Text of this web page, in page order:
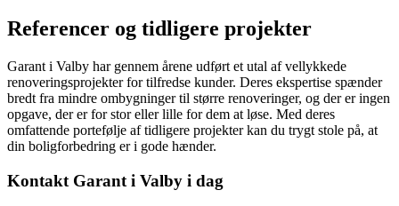
Referencer og tidligere projekter
Garant i Valby har gennem årene udført et utal af vellykkede
renoveringsprojekter for tilfredse kunder. Deres ekspertise spænder
bredt fra mindre ombygninger til større renoveringer, og der er ingen
opgave, der er for stor eller lille for dem at løse. Med deres
omfattende portefølje af tidligere projekter kan du trygt stole på, at
din boligforbedring er i gode hænder.
Kontakt Garant i Valby i dag